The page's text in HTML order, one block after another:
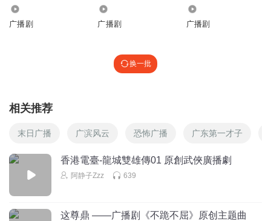
广播剧 广播剧 广播剧
换一批
相关推荐
末日广播 广滨风云 恐怖广播 广东第一才子
香港電臺-龍城雙雄傳01 原創武俠廣播劇
阿静子Zzz 639
这尊鼎 ——广播剧《不跪不屈》原创主题曲